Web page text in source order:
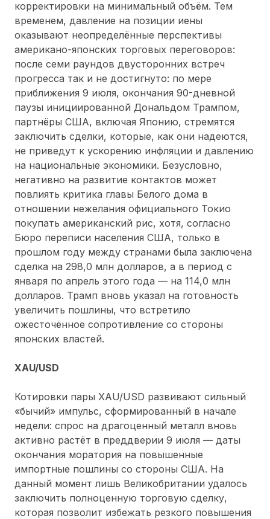
корректировки на минимальный объём. Тем
временем, давление на позиции иены
оказывают неопределённые перспективы
американо-японских торговых переговоров:
после семи раундов двусторонних встреч
прогресса так и не достигнуто: по мере
приближения 9 июля, окончания 90-дневной
паузы инициированной Дональдом Трампом,
партнёры США, включая Японию, стремятся
заключить сделки, которые, как они надеются,
не приведут к ускорению инфляции и давлению
на национальные экономики. Безусловно,
негативно на развитие контактов может
повлиять критика главы Белого дома в
отношении нежелания официального Токио
покупать американский рис, хотя, согласно
Бюро переписи населения США, только в
прошлом году между странами была заключена
сделка на 298,0 млн долларов, а в период с
января по апрель этого года — на 114,0 млн
долларов. Трамп вновь указал на готовность
увеличить пошлины, что встретило
ожесточённое сопротивление со стороны
японских властей.
XAU/USD
Котировки пары XAU/USD развивают сильный
«бычий» импульс, сформированный в начале
недели: спрос на драгоценный металл вновь
активно растёт в преддверии 9 июля — даты
окончания моратория на повышенные
импортные пошлины со стороны США. На
данный момент лишь Великобритании удалось
заключить полноценную торговую сделку,
которая позволит избежать резкого повышения